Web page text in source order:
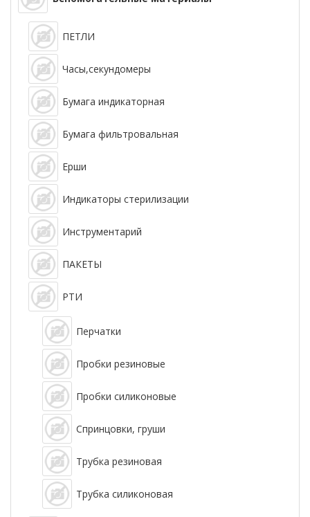
ПЕТЛИ
Часы,секундомеры
Бумага индикаторная
Бумага фильтровальная
Ерши
Индикаторы стерилизации
Инструментарий
ПАКЕТЫ
РТИ
Перчатки
Пробки резиновые
Пробки силиконовые
Спринцовки, груши
Трубка резиновая
Трубка силиконовая